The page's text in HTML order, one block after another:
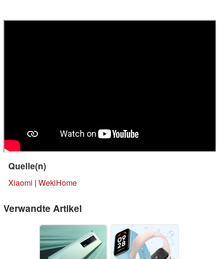
Quelle(n)
Xiaomi | WekiHome
Verwandte Artikel